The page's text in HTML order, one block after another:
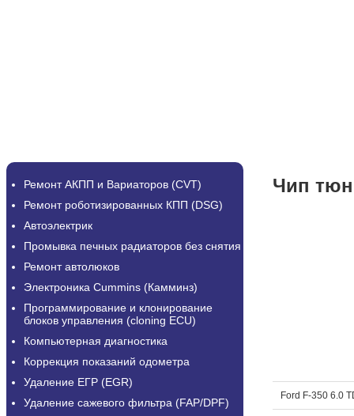
Ремонт АКПП и Вариаторов (CVT)
Ремонт роботизированных КПП (DSG)
Автоэлектрик
Промывка печных радиаторов без снятия
Ремонт автолюков
Электроника Cummins (Камминз)
Программирование и клонирование
блоков управления (cloning ECU)
Компьютерная диагностика
Коррекция показаний одометра
Удаление ЕГР (EGR)
Удаление сажевого фильтра (FAP/DPF)
Чип
Ford F-350 6.0